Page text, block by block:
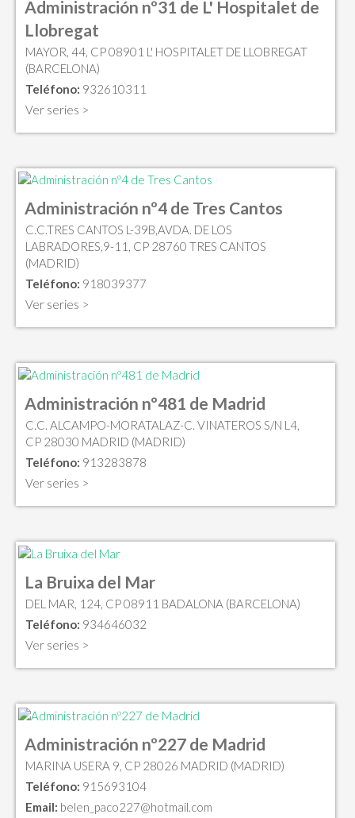
Administración nº31 de L' Hospitalet de
Llobregat
MAYOR, 44, CP 08901 L' HOSPITALET DE LLOBREGAT
(BARCELONA)
Teléfono: 932610311
Ver series >
Administración nº4 de Tres Cantos
C.C.TRES CANTOS L-39B,AVDA. DE LOS
LABRADORES,9-11, CP 28760 TRES CANTOS
(MADRID)
Teléfono: 918039377
Ver series >
Administración nº481 de Madrid
C.C. ALCAMPO-MORATALAZ-C. VINATEROS S/N L4,
CP 28030 MADRID (MADRID)
Teléfono: 913283878
Ver series >
La Bruixa del Mar
DEL MAR, 124, CP 08911 BADALONA (BARCELONA)
Teléfono: 934646032
Ver series >
Administración nº227 de Madrid
MARINA USERA 9, CP 28026 MADRID (MADRID)
Teléfono: 915693104
Email: belen_paco227@hotmail.com